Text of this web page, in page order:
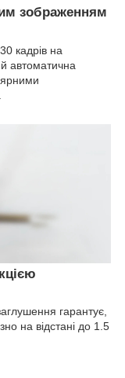
зображенням
кадрів на
автоматична
гарантує,
на відстані до 1.5